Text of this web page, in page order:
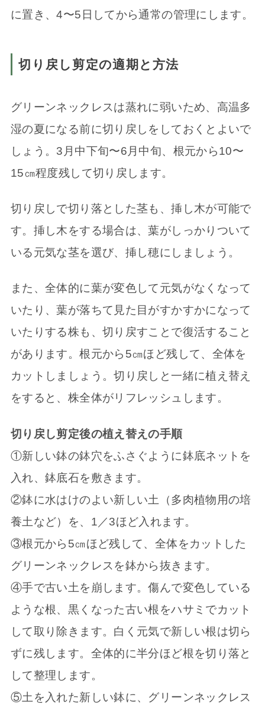
に置き、4〜5日してから通常の管理にします。
切り戻し剪定の適期と方法
グリーンネックレスは蒸れに弱いため、高温多
湿の夏になる前に切り戻しをしておくとよいで
しょう。3月中下旬〜6月中旬、根元から10〜
15㎝程度残して切り戻します。
切り戻しで切り落とした茎も、挿し木が可能で
す。挿し木をする場合は、葉がしっかりついて
いる元気な茎を選び、挿し穂にしましょう。
また、全体的に葉が変色して元気がなくなって
いたり、葉が落ちて見た目がすかすかになって
いたりする株も、切り戻すことで復活すること
があります。根元から5㎝ほど残して、全体を
カットしましょう。切り戻しと一緒に植え替え
をすると、株全体がリフレッシュします。
切り戻し剪定後の植え替えの手順
①新しい鉢の鉢穴をふさぐように鉢底ネットを
入れ、鉢底石を敷きます。
②鉢に水はけのよい新しい土（多肉植物用の培
養土など）を、1／3ほど入れます。
③根元から5㎝ほど残して、全体をカットした
グリーンネックレスを鉢から抜きます。
④手で古い土を崩します。傷んで変色している
ような根、黒くなった古い根をハサミでカット
して取り除きます。白く元気で新しい根は切ら
ずに残します。全体的に半分ほど根を切り落と
して整理します。
⑤土を入れた新しい鉢に、グリーンネックレス